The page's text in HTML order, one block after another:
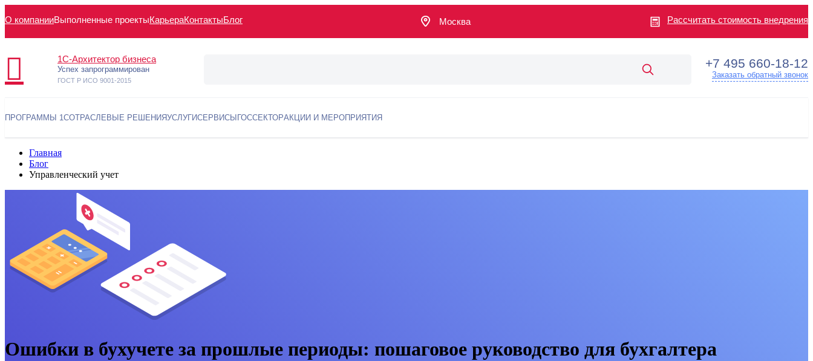
О компанииВыполненные проектыКарьераКонтактыБлог Москва Рассчитать стоимость внедрения
1С-Архитектор бизнеса
Успех запрограммирован
ГОСТ Р ИСО 9001-2015
+7 495 660-18-12
Заказать обратный звонок
ПРОГРАММЫ 1СОТРАСЛЕВЫЕ РЕШЕНИЯУСЛУГИСЕРВИСЫ ГОССЕКТОРАКЦИИ И МЕРОПРИЯТИЯ
Главная
Блог
Управленческий учет
Ошибки в бухучете за прошлые периоды: пошаговое руководство для бухгалтера